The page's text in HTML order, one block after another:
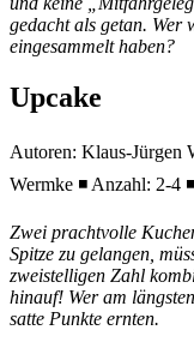
gedacht als getan. Wer
eingesammelt haben?
Upcake
Autoren: Klaus-Jürgen
Wermke ◾ Anzahl: 2-4
Zwei prachtvolle
Spitze zu gelangen,
zweistelligen Zahl
hinauf! Wer am
satte Punkte ernten.